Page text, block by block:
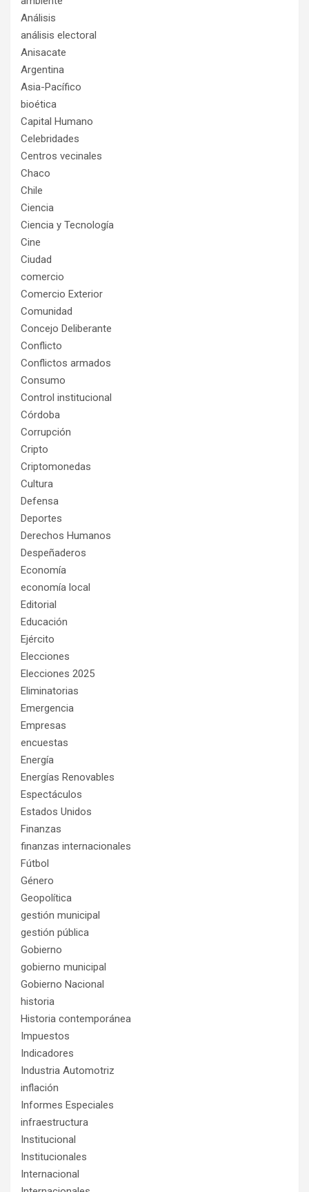
Análisis
análisis electoral
Anisacate
Argentina
Asia-Pacífico
bioética
Capital Humano
Celebridades
Centros vecinales
Chaco
Chile
Ciencia
Ciencia y Tecnología
Cine
Ciudad
comercio
Comercio Exterior
Comunidad
Concejo Deliberante
Conflicto
Conflictos armados
Consumo
Control institucional
Córdoba
Corrupción
Cripto
Criptomonedas
Cultura
Defensa
Deportes
Derechos Humanos
Despeñaderos
Economía
economía local
Editorial
Educación
Ejército
Elecciones
Elecciones 2025
Eliminatorias
Emergencia
Empresas
encuestas
Energía
Energías Renovables
Espectáculos
Estados Unidos
Finanzas
finanzas internacionales
Fútbol
Género
Geopolítica
gestión municipal
gestión pública
Gobierno
gobierno municipal
Gobierno Nacional
historia
Historia contemporánea
Impuestos
Indicadores
Industria Automotriz
inflación
Informes Especiales
infraestructura
Institucional
Institucionales
Internacional